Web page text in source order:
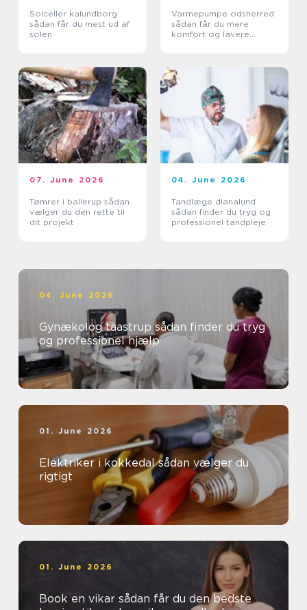
Solceller kalundborg
sådan får du mest ud af
solen
Varmepumpe odsherred
sådan får du mere
komfort og lavere
07. June 2026
Tømrer i ballerup sådan
vælger du den rette til
dit projekt
04. June 2026
Tandlæge dianalund
sådan finder du tryg og
professionel tandpleje
04. June 2026
Gynækolog taastrup sådan finder du tryg
og professionel hjælp
01. June 2026
Elektriker i kokkedal sådan vælger du
rigtigt
01. June 2026
Book en vikar sådan får du den bedste